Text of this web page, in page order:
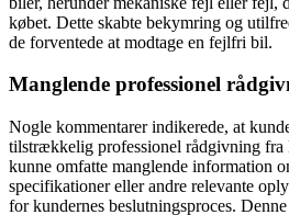
købet. Dette skabte bekymring og
de forventede at modtage en fejlfri bil.
Manglende professionel
Nogle kommentarer indikerede, at
tilstrækkelig professionel rådgivning
kunne omfatte manglende information
specifikationer eller andre relevante
for kundernes beslutningsproces.